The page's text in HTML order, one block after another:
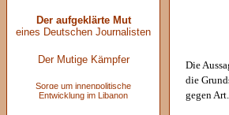
Der aufgeklärte Mut
eines Deutschen Journalisten
Der Mutige Kämpfer
Sorge um innenpolitische
Entwicklung im Libanon
Die
die
gegen